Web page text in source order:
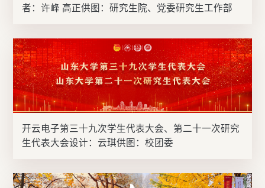
者：许峰 高正供图：研究生院、党委研究生工作部
开云电子第三十九次学生代表大会、第二十一次研究
生代表大会设计：云琪供图：校团委